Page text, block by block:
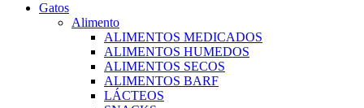
Gatos
Alimento
ALIMENTOS MEDICADOS
ALIMENTOS HUMEDOS
ALIMENTOS SECOS
ALIMENTOS BARF
LÁCTEOS